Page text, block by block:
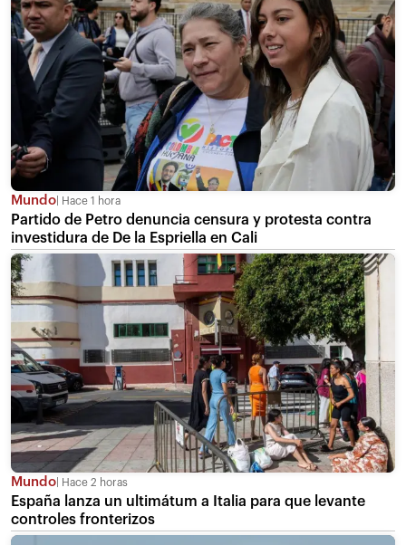
Mundo Hace 1 hora
Partido de Petro denuncia censura y protesta contra
investidura de De la Espriella en Cali
Mundo Hace 2 horas
España lanza un ultimátum a Italia para que levante
controles fronterizos